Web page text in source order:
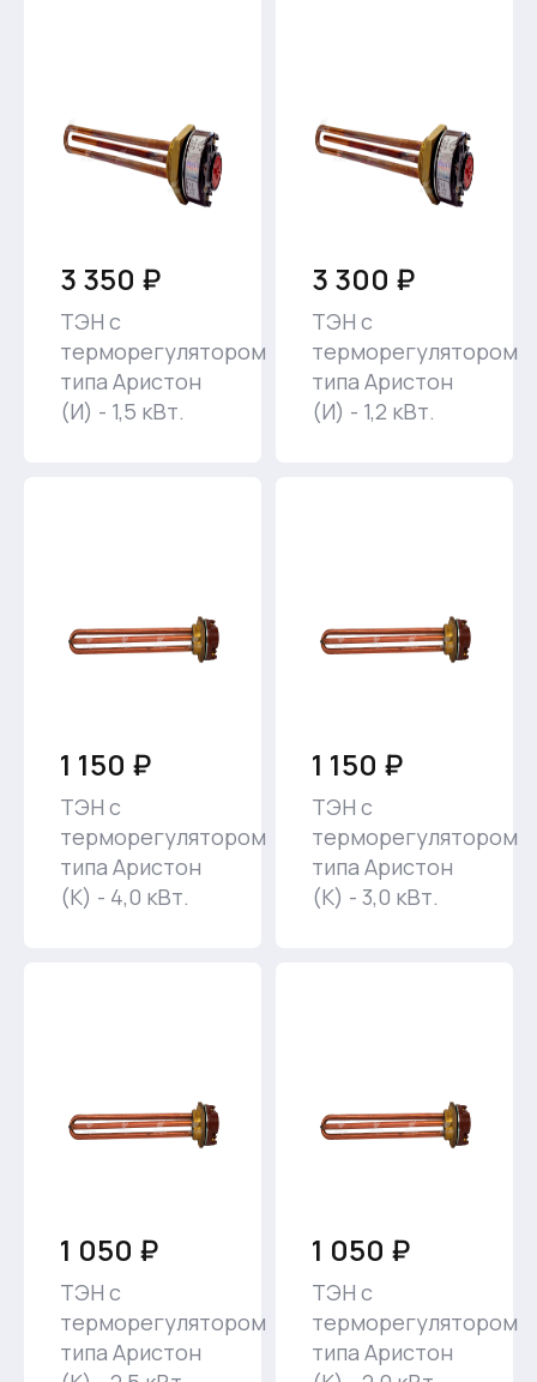
3 350 ₽
ТЭН с
терморегулятором
типа Аристон
(И) - 1,5 кВт.
3 300 ₽
ТЭН с
терморегулятором
типа Аристон
(И) - 1,2 кВт.
1 150 ₽
ТЭН с
терморегулятором
типа Аристон
(К) - 4,0 кВт.
1 150 ₽
ТЭН с
терморегулятором
типа Аристон
(К) - 3,0 кВт.
1 050 ₽
ТЭН с
терморегулятором
типа Аристон
1 050 ₽
ТЭН с
терморегулятором
типа Аристон